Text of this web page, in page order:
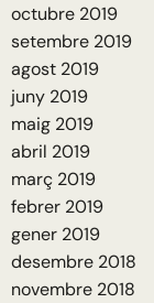
octubre 2019
setembre 2019
agost 2019
juny 2019
maig 2019
abril 2019
març 2019
febrer 2019
gener 2019
desembre 2018
novembre 2018